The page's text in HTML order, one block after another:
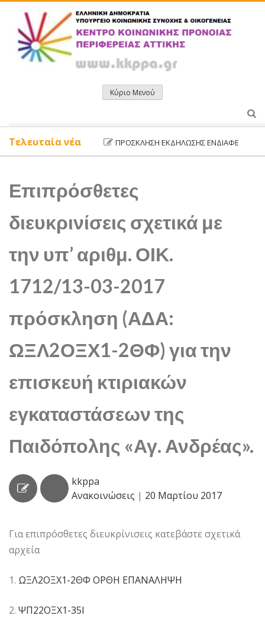
περιεχόμενο
Κύριο Μενού
ΠΡΌΣΚΛΗΣΗ ΕΚΔΉΛΩΣΗΣ ΕΝΔΙΑΦΈΡΟΝΤΟΣ
Τελευταία νέα
Επιπρόσθετες
διευκρινίσεις σχετικά με
την υπ’ αριθμ. ΟΙΚ.
1712/13-03-2017
πρόσκληση (ΑΔΑ:
ΩΞΛ2ΟΞΧ1-2ΘΦ) για την
επισκευή κτιριακών
εγκαταστάσεων της
Παιδόπολης «Αγ. Ανδρέας».
kkppa
Ανακοινώσεις | 20 Μαρτίου 2017
Για επιπρόσθετες διευκρίνισεις κατεβάστε σχετικά
αρχεία
1. ΩΞΛ2ΟΞΧ1-2ΘΦ ΟΡΘΗ ΕΠΑΝΑΛΗΨΗ
2. ΨΠ22ΟΞΧ1-35Ι